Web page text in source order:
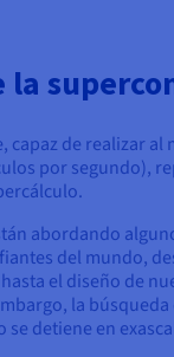
la
capaz de realizar
por segundo),
abordando
del mundo,
el diseño de
la
detiene en